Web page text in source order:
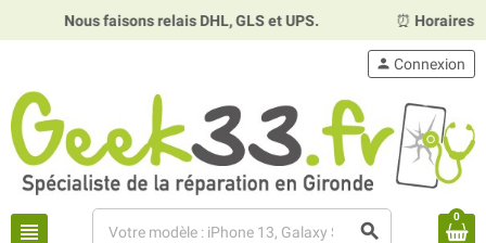
Nous faisons relais DHL, GLS et UPS. Horaires :Mardi,
view_headline search
person Connexion
0